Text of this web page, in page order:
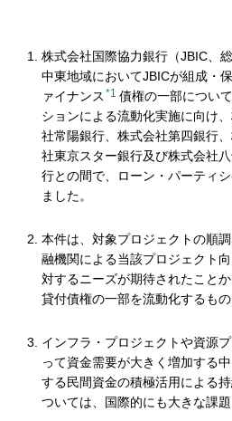
株式会社国際協力銀行（JBIC、
中東地域においてJBICが組成・
ァイナンス *1 債権の一部につい
ションによる流動化実施に向け
社常陽銀行、株式会社第四銀行
社東京スター銀行及び株式会社
行との間で、ローン・パーティ
ました。
本件は、対象プロジェクトの順
融機関による当該プロジェクト
対するニーズが期待されたこと
貸付債権の一部を流動化するもの
インフラ・プロジェクトや資源
って資金需要が大きく増加する
する民間資金の積極活用による
ついては、国際的にも大きな課題